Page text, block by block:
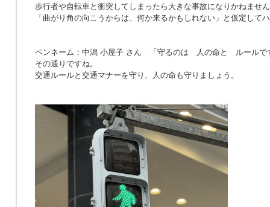
歩行者や自転車と衝突してしまったら大きな事故になりかねませ
「曲がり角の向こうからは、何か来るかもしれない」と仮定して
ペンネーム：中潟 小屋子 さん 「 守るのは 人の命と ルールで
その通りですね。
交通ルールと交通マナーを守り、人の命も守りましょう。